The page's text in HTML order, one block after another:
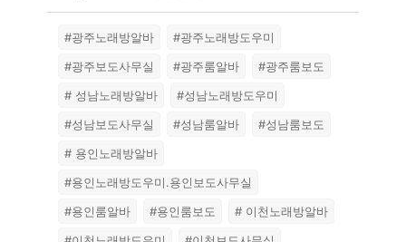
#광주노래방알바
#광주노래방도우미
#광주보도사무실
#광주룸알바
#광주룸보도
# 성남노래방알바
#성남노래방도우미
#성남보도사무실
#성남룸알바
#성남룸보도
# 용인노래방알바
#용인노래방도우미.용인보도사무실
#용인룸알바
#용인룸보도
# 이천노래방알바